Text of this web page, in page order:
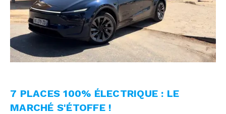
7 PLACES 100% ÉLECTRIQUE : LE
MARCHÉ S'ÉTOFFE !